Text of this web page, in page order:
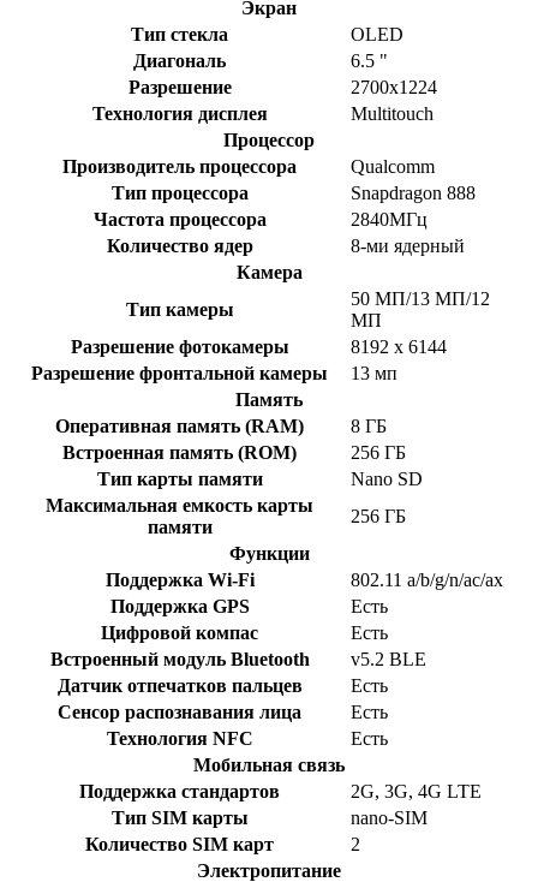
Экран
Тип стекла
OLED
Диагональ
6.5 "
Разрешение
2700x1224
Технология дисплея
Multitouch
Процессор
Производитель процессора
Qualcomm
Тип процессора
Snapdragon 888
Частота процессора
2840МГц
Количество ядер
8-ми ядерный
Камера
Тип камеры
50 МП/13 МП/12
МП
Разрешение фотокамеры
8192 х 6144
Разрешение фронтальной камеры
13 мп
Память
Оперативная память (RAM)
8 ГБ
Встроенная память (ROM)
256 ГБ
Тип карты памяти
Nano SD
Максимальная емкость карты
памяти
256 ГБ
Функции
Поддержка Wi-Fi
802.11 a/b/g/n/ac/ax
Поддержка GPS
Есть
Цифровой компас
Есть
Встроенный модуль Bluetooth
v5.2 BLE
Датчик отпечатков пальцев
Есть
Сенсор распознавания лица
Есть
Технология NFC
Есть
Мобильная связь
Поддержка стандартов
2G, 3G, 4G LTE
Тип SIM карты
nano-SIM
Количество SIM карт
2
Электропитание